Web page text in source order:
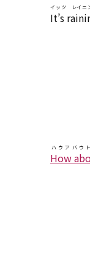
It’s
イッツ レイニ
How
ハウアバ